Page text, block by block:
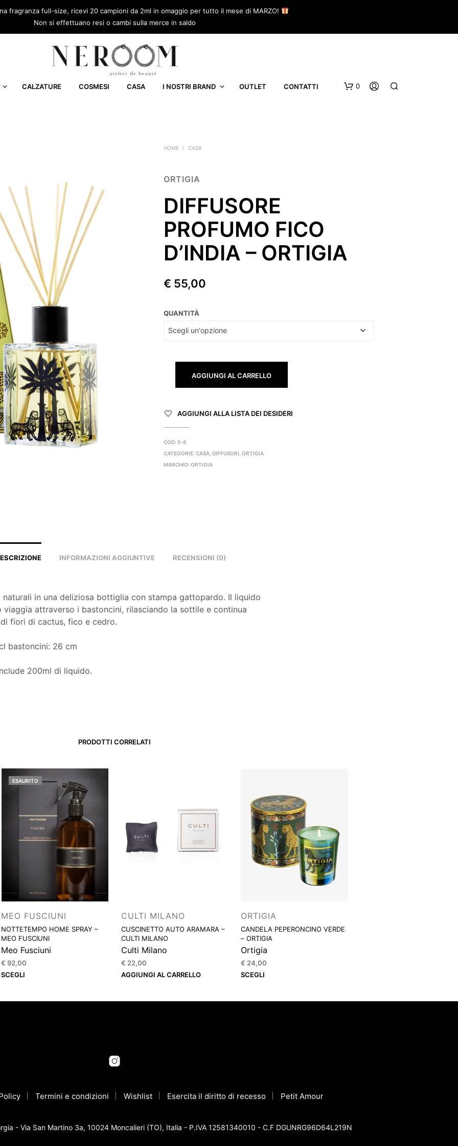
fragranza full-size, ricevi 20 campioni da 2ml in omaggio per tutto il mese di MARZO!
Non si effettuano resi o cambi sulla merce in saldo
CALZATURE COSMESI CASA I NOSTRI BRAND OUTLET CONTATTI 0
HOME / CASA
ORTIGIA
DIFFUSORE
PROFUMO FICO
D’INDIA – ORTIGIA
€ 55,00
QUANTITÀ
AGGIUNGI AL CARRELLO
AGGIUNGI ALLA LISTA DEI DESIDERI
COD: 5-8
CATEGORIE:CASA ,DIFFUSORI ,ORTIGIA
MARCHIO:ORTIGIA
INFORMAZIONI AGGIUNTIVE RECENSIONI (0)
naturali in una deliziosa bottiglia con stampa gattopardo. Il liquido
viaggia attraverso i bastoncini, rilasciando la sottile e continua
fiori di cactus, fico e cedro.
bastoncini: 26 cm
200ml di liquido.
PRODOTTI CORRELATI
ESAURITO
MEO FUSCIUNI
NOTTETEMPO HOME SPRAY –
MEO FUSCIUNI
Meo Fusciuni
€ 92,00
SCEGLI
nella
prodotto
CULTI MILANO
CUSCINETTO AUTO ARAMARA –
CULTI MILANO
Culti Milano
€ 22,00
AGGIUNGI AL CARRELLO
ORTIGIA
CANDELA PEPERONCINO VERDE
– ORTIGIA
Ortigia
€ 24,00
SCEGLI
nella
prodotto
Termini e condizioni Wishlist Esercita il diritto di recesso Petit Amour
- Via San Martino 3a, 10024 Moncalieri (TO), Italia - P.IVA 12581340010 - C.F DGUNRG96D64L219N